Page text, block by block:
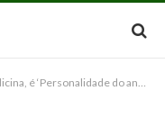
do ano’, no Prêmio Bom Exemplo